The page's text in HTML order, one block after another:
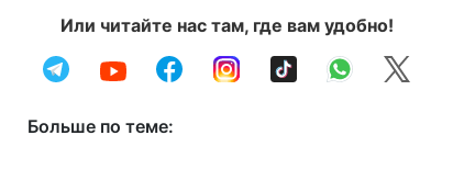
Или читайте нас там, где вам удобно!
Больше по теме: